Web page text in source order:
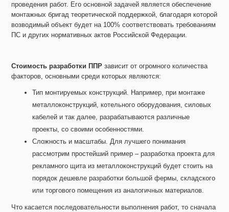
проведения работ. Его основной задачей является обеспечение
монтажных бригад теоретической поддержкой, благодаря которой
возводимый объект будет на 100% соответствовать требованиям
ПС и других нормативных актов Российской Федерации.
Стоимость разработки ППР зависит от огромного количества
факторов, основными среди которых являются:
Тип монтируемых конструкций. Например, при монтаже
металлоконструкций, котельного оборудования, силовых
кабелей и так далее, разрабатываются различные
проекты, со своими особенностями.
Сложность и масштабы. Для лучшего понимания
рассмотрим простейший пример – разработка проекта для
рекламного щита из металлоконструкций будет стоить на
порядок дешевле разработки большой фермы, складского
или торгового помещения из аналогичных материалов.
Что касается последовательности выполнения работ, то сначала